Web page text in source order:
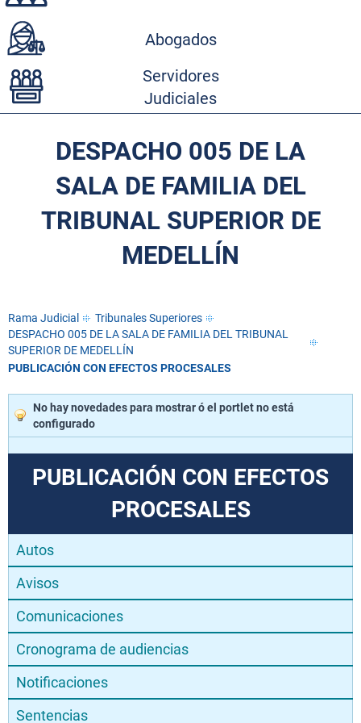
Abogados
Servidores
Judiciales
DESPACHO 005 DE LA
SALA DE FAMILIA DEL
TRIBUNAL SUPERIOR DE
MEDELLÍN
Rama Judicial
Tribunales Superiores
DESPACHO 005 DE LA SALA DE FAMILIA DEL TRIBUNAL
SUPERIOR DE MEDELLÍN
PUBLICACIÓN CON EFECTOS PROCESALES
No hay novedades para mostrar ó el portlet no está
configurado
PUBLICACIÓN CON EFECTOS
PROCESALES
Autos
Avisos
Comunicaciones
Cronograma de audiencias
Notificaciones
Sentencias